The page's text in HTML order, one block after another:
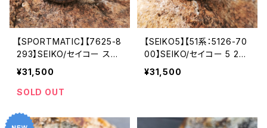
【SPORTMATIC】【7625-8
293】SEIKO/セイコー スポ
ーツマチック 17石 Cal.762
5 キャリバー 機械式 自動巻
き腕時計 精工舎亀戸工場 1
クウォッチ 純正ベルト メン
¥31,500
SOLD OUT
【SEIKO5】【51系：5126-70
00】SEIKO/セイコー 5 23
石 Cal.5126 キャリバー 機
械式 自動巻き腕時計 第二
00-1】
¥31,500